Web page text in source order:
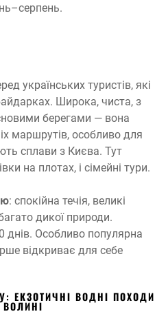
українських туристів, які
Широка, чиста, з
берегами — вона
маршрутів, особливо для
сплави з Києва. Тут
на плотах, і сімейні тури.
: спокійна течія, великі
дикої природи.
Особливо популярна
відкриває для себе
ЕКЗОТИЧНІ ВОДНІ ПОХОДИ